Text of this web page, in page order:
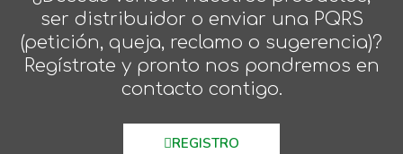
ser distribuidor o enviar una PQRS
(petición, queja, reclamo o sugerencia)?
Regístrate y pronto nos pondremos en
contacto contigo.
REGISTRO